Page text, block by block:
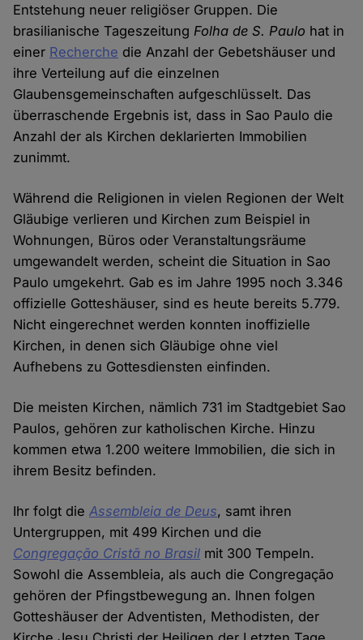
Entstehung neuer religiöser Gruppen. Die
brasilianische TageszeitungFolha de S. Paulo hat in
einer Recherche die Anzahl der Gebetshäuser und
ihre Verteilung auf die einzelnen
Glaubensgemeinschaften aufgeschlüsselt. Das
überraschende Ergebnis ist, dass in Sao Paulo die
Anzahl der als Kirchen deklarierten Immobilien
zunimmt.
Während die Religionen in vielen Regionen der Welt
Gläubige verlieren und Kirchen zum Beispiel in
Wohnungen, Büros oder Veranstaltungsräume
umgewandelt werden, scheint die Situation in Sao
Paulo umgekehrt. Gab es im Jahre 1995 noch 3.346
offizielle Gotteshäuser, sind es heute bereits 5.779.
Nicht eingerechnet werden konnten inoffizielle
Kirchen, in denen sich Gläubige ohne viel
Aufhebens zu Gottesdiensten einfinden.
Die meisten Kirchen, nämlich 731 im Stadtgebiet Sao
Paulos, gehören zur katholischen Kirche. Hinzu
kommen etwa 1.200 weitere Immobilien, die sich in
ihrem Besitz befinden.
Ihr folgt dieAssembleia de Deus, samt ihren
Untergruppen, mit 499 Kirchen und die
Congregação Cristã no Brasil mit 300 Tempeln.
Sowohl die Assembleia, als auch die Congregação
gehören der Pfingstbewegung an. Ihnen folgen
Gotteshäuser der Adventisten, Methodisten, der